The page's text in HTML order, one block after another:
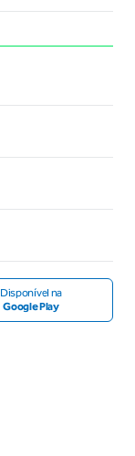
Disponível na
Google Play